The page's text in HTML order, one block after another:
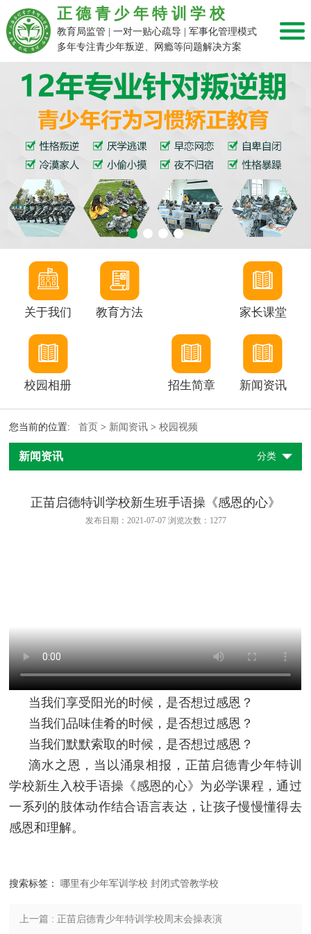
正德青少年特训学校
教育局监管 | 一对一贴心疏导 | 军事化管理模式
多年专注青少年叛逆、网瘾等问题解决方案
关于我们 教育方法 家长课堂
校园相册 招生简章 新闻资讯
您当前的位置:首页 > 新闻资讯 >校园视频
新闻资讯 分类
正苗启德特训学校新生班手语操《感恩的心》
发布日期：2021-07-07 浏览次数： 1277
当我们享受阳光的时候，是否想过感恩？
当我们品味佳肴的时候，是否想过感恩？
当我们默默索取的时候，是否想过感恩？
滴水之恩，当以涌泉相报，正苗启德青少年特训
学校新生入校手语操《感恩的心》为必学课程，通过
一系列的肢体动作结合语言表达，让孩子慢慢懂得去
感恩和理解。
搜索标签： 哪里有少年军训学校 封闭式管教学校
上一篇 : 正苗启德青少年特训学校周末会操表演